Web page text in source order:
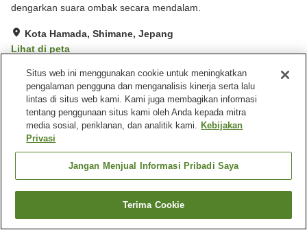
dengarkan suara ombak secara mendalam.
Kota Hamada, Shimane, Jepang
Lihat di peta
Sangat baik Ulasan: 131
Fasilitas properti
Tempat parkir
Restoran
Kafe
Beranda Jepang Shimane
Kota Hamada
Marine Hotel Harimo
Cari kamar
Situs web ini menggunakan cookie untuk meningkatkan
pengalaman pengguna dan menganalisis kinerja serta lalu
lintas di situs web kami. Kami juga membagikan informasi
tentang penggunaan situs kami oleh Anda kepada mitra
media sosial, periklanan, dan analitik kami. Kebijakan
Privasi
Jangan Menjual Informasi Pribadi Saya
Terima Cookie